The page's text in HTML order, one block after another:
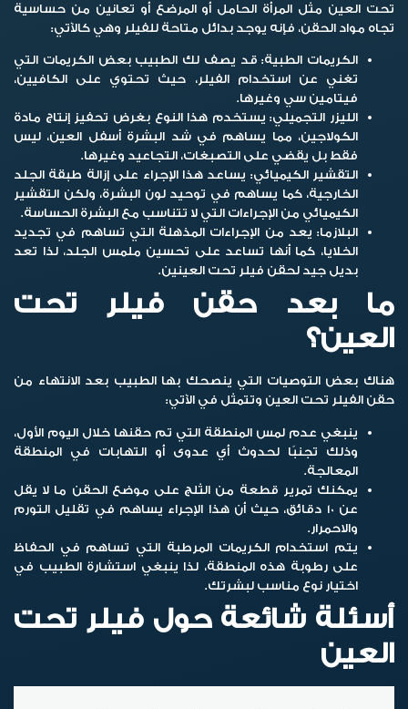
تحت العين مثل المرأة الحامل أو المرضع أو تعانين من حساسية
تجاه مواد الحقن، فإنه يوجد بدائل متاحة للفيلر وهي كالآتي:
الكريمات الطبية: قد يصف لك الطبيب بعض الكريمات التي
تغني عن استخدام الفيلر، حيث تحتوي على الكافيين،
فيتامين سي وغيرها.
الليزر التجميلي: يستخدم هذا النوع بغرض تحفيز إنتاج مادة
الكولاجين، مما يساهم في شد البشرة أسفل العين، ليس
فقط بل يقضي على التصبغات، التجاعيد وغيرها.
التقشير الكيميائي: يساعد هذا الإجراء على إزالة طبقة الجلد
الخارجية، كما يساهم في توحيد لون البشرة، ولكن التقشير
الكيميائي من الإجراءات التي لا تتناسب مع البشرة الحساسة.
البلازما: يعد من الإجراءات المذهلة التي تساهم في تجديد
الخلايا، كما أنها تساعد على تحسين ملمس الجلد، لذا تعد
بديل جيد لحقن فيلر تحت العينين.
ما
بعد حقن فيلر تحت
العين؟
هناك بعض التوصيات التي ينصحك بها الطبيب بعد الانتهاء من
حقن الفيلر تحت العين وتتمثل في الآتي:
ينبغي عدم لمس المنطقة التي تم حقنها خلال اليوم الأول،
وذلك تجنبًا لحدوث أي عدوى أو التهابات في المنطقة
المعالجة.
يمكنك تمرير قطعة من الثلج على موضع الحقن ما لا يقل
عن 10 دقائق، حيث أن هذا الإجراء يساهم في تقليل التورم
والاحمرار.
يتم استخدام الكريمات المرطبة التي تساهم في الحفاظ
على رطوبة هذه المنطقة، لذا ينبغي استشارة الطبيب في
اختيار نوع مناسب لبشرتك.
أسئلة شائعة حول فيلر تحت
العين